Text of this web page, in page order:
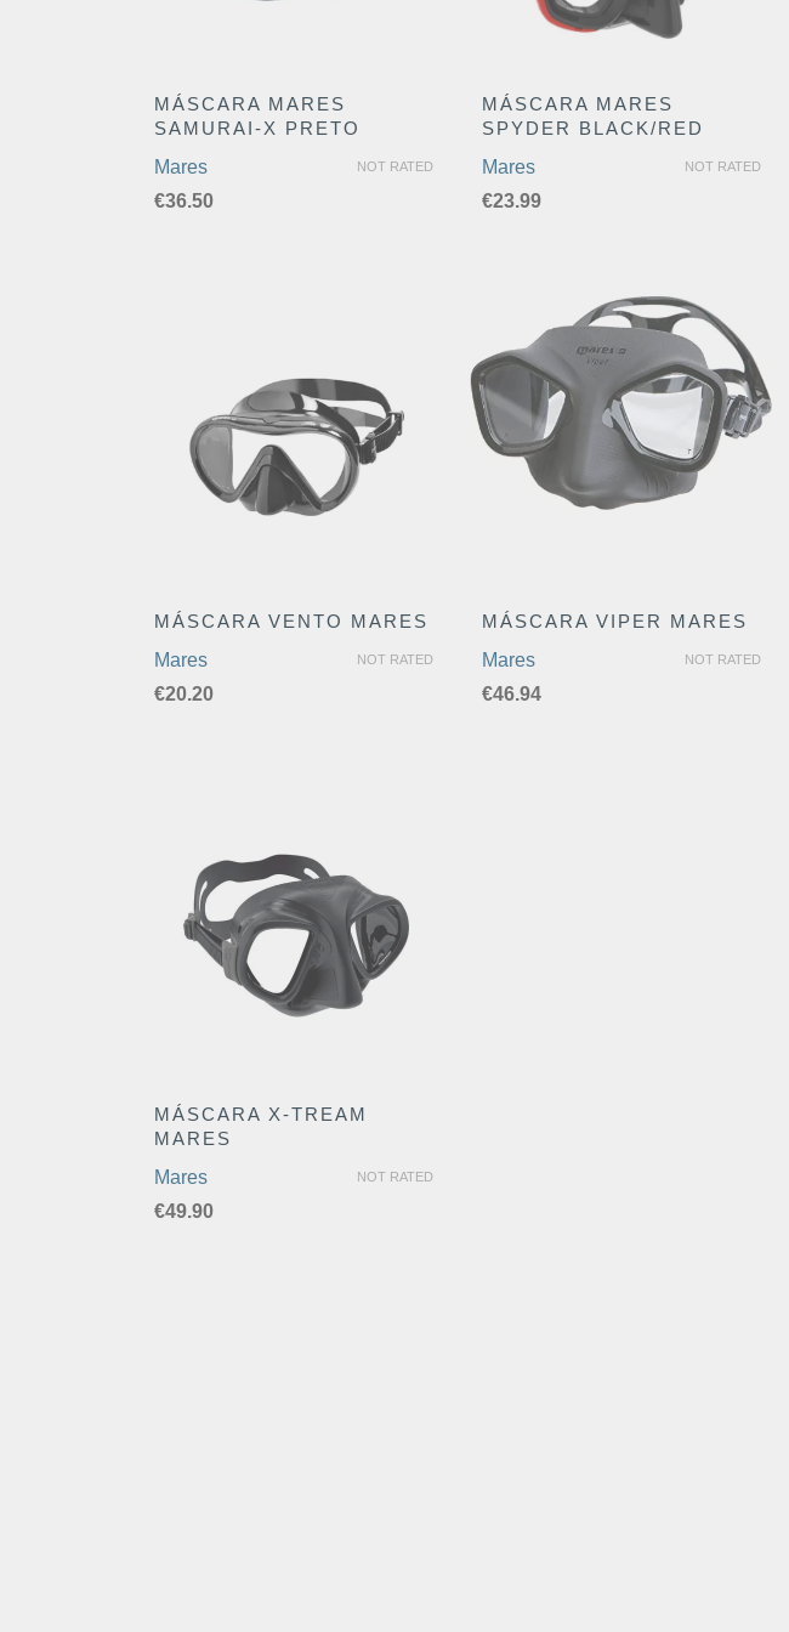
MÁSCARA MARES
SAMURAI-X PRETO
NOT RATED
Mares
€36.50
MÁSCARA MARES
SPYDER BLACK/RED
NOT RATED
Mares
€23.99
MÁSCARA VENTO MARES
NOT RATED
Mares
€20.20
MÁSCARA VIPER MARES
NOT RATED
Mares
€46.94
MÁSCARA X-TREAM
MARES
NOT RATED
Mares
€49.90